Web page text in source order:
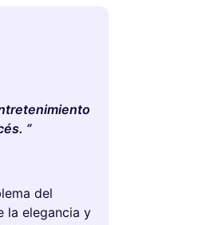
del
la elegancia y